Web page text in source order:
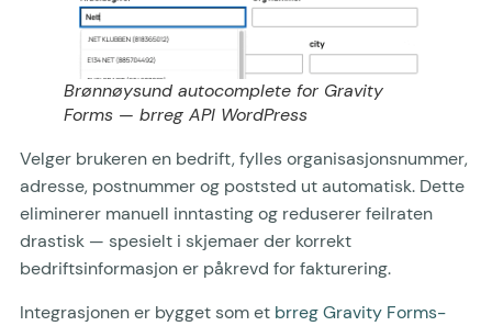
Brønnøysund autocomplete for Gravity
Forms — brreg API WordPress
Velger brukeren en bedrift, fylles organisasjonsnummer,
adresse, postnummer og poststed ut automatisk. Dette
eliminerer manuell inntasting og reduserer feilraten
drastisk — spesielt i skjemaer der korrekt
bedriftsinformasjon er påkrevd for fakturering.
Integrasjonen er bygget som et brreg Gravity Forms-